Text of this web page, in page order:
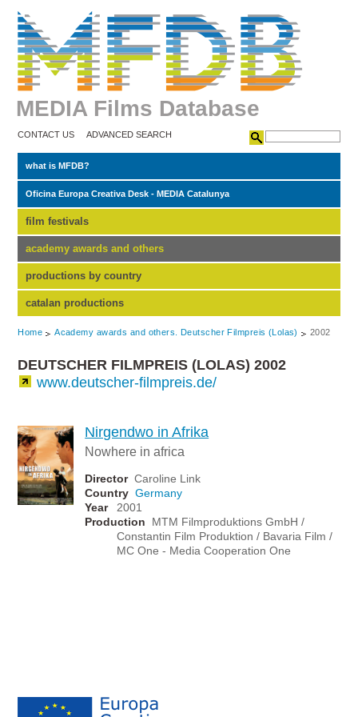
MEDIA Films Database
CONTACT US ADVANCED SEARCH
what is MFDB?
Oficina Europa Creativa Desk - MEDIA Catalunya
film festivals
academy awards and others
productions by country
catalan productions
Home Academy awards and others. Deutscher Filmpreis (Lolas) 2002
DEUTSCHER FILMPREIS (LOLAS) 2002
www.deutscher-filmpreis.de/
Nirgendwo in Afrika
Nowhere in africa
Director Caroline Link
Country Germany
Year
2001
Production
MTM Filmproduktions GmbH /
Constantin Film Produktion / Bavaria Film /
MC One - Media Cooperation One